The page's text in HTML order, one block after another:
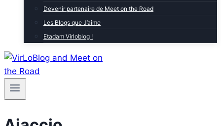
Devenir partenaire de Meet on the Road
Les Blogs que J’aime
Etadam Virloblog !